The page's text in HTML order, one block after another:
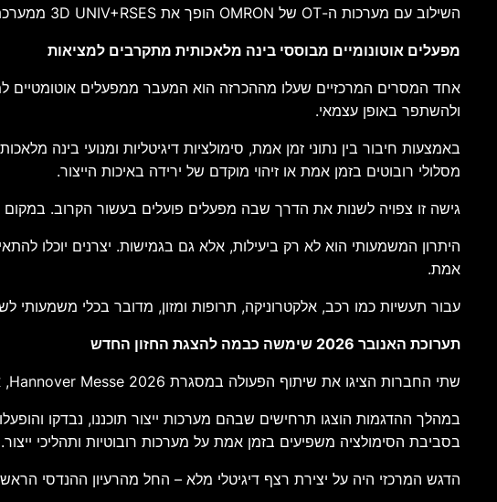
השילוב עם מערכות ה-OT של OMRON הופך את 3D UNIV+RSES ממערכת תכנון בלבד לפלטפורמת ניהול תעשייתית מלאה המחוברת ישירות לרצפת הייצור.
מפעלים אוטונומיים מבוססי בינה מלאכותית מתקרבים למציאות
אחד המסרים המרכזיים שעלו מההכרזה הוא המעבר ממפעלים אוטומטיים
ולהשתפר באופן עצמאי.
באמצעות חיבור בין נתוני זמן אמת, סימולציות דיגיטליות ומנועי בינה
מסלולי רובוטים בזמן אמת או זיהוי מוקדם של ירידה באיכות הייצור.
גישה זו צפויה לשנות את הדרך שבה מפעלים פועלים בעשור הקרוב. במקום
היתרון המשמעותי הוא לא רק ביעילות, אלא גם בגמישות. יצרנים יוכלו
אמת.
עבור תעשיות כמו רכב, אלקטרוניקה, תרופות ומזון, מדובר בכלי משמעותי
תערוכת האנובר 2026 שימשה כבמה להצגת החזון החדש
שתי החברות הציגו את שיתוף הפעולה במסגרת Hannover Messe 2026, אחת מתערוכות התעשייה הגדולות והחשובות בעולם.
במהלך ההדגמות הוצגו תרחישים שבהם מערכות ייצור תוכננו, נבדקו
בסביבת הסימולציה משפיעים בזמן אמת על מערכות רובוטיות ותהליכי ייצור.
הדגש המרכזי היה על יצירת רצף דיגיטלי מלא – החל מהרעיון ההנדסי